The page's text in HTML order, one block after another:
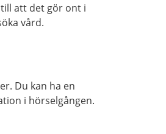
att det gör ont i
vård.
Du kan ha en
i hörselgången.